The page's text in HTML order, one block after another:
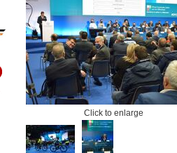
Click to enlarge